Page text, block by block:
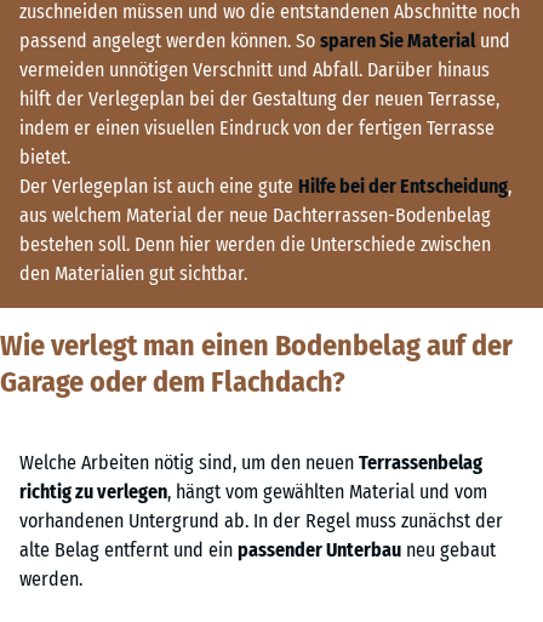
zuschneiden müssen und wo die entstandenen Abschnitte noch
passend angelegt werden können. So sparen Sie Materialund
vermeiden unnötigen Verschnitt und Abfall. Darüber hinaus
hilft der Verlegeplan bei der Gestaltung der neuen Terrasse,
indem er einen visuellen Eindruck von der fertigen Terrasse
bietet.
Der Verlegeplan ist auch eine gute Hilfe bei der Entscheidung,
aus welchem Material der neue Dachterrassen-Bodenbelag
bestehen soll. Denn hier werden die Unterschiede zwischen
den Materialien gut sichtbar.
Wie verlegt man einen Bodenbelag auf der
Garage oder dem Flachdach?
Welche Arbeiten nötig sind, um den neuen Terrassenbelag
richtig zu verlegen, hängt vom gewählten Material und vom
vorhandenen Untergrund ab. In der Regel muss zunächst der
alte Belag entfernt und ein passender Unterbau neu gebaut
werden.